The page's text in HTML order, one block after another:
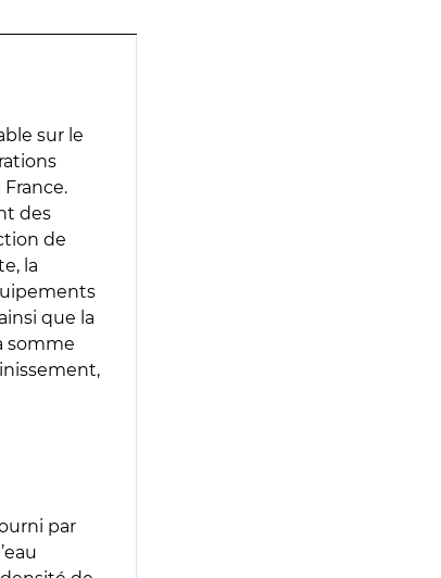
sur le
des
de
la
que la
somme
par